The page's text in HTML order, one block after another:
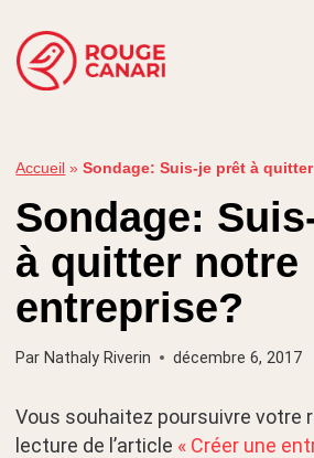
au
contenu
Accueil »Sondage: Suis-je prêt à
Sondage:
à quitter notre
entreprise?
Par Nathaly Riverin décembre 6, 2017
Vous souhaitez poursuivre votre
lecture de l’article « Créer une